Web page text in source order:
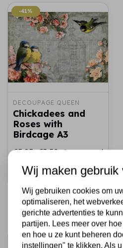
-41%
-41%
DECOUPAGE QUEEN
Chickadees and
Roses with
Birdcage A3
€5,95 €3,50 Op voorraad
Snel toevoegen
Schrijf je in voor de
Wij maken gebruik
Wij gebruiken cookies om
optimaliseren, het
gerichte advertenties te
partijen. Lees meer over
en hoe u ze kunt beheren
instellingen" te klikken. Als